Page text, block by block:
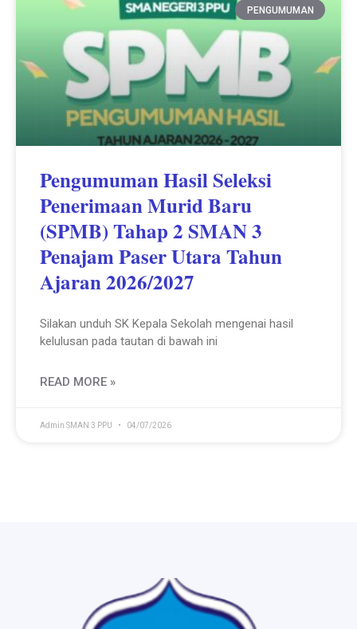
PENGUMUMAN
Pengumuman Hasil Seleksi
Penerimaan Murid Baru
(SPMB) Tahap 2 SMAN 3
Penajam Paser Utara Tahun
Ajaran 2026/2027
Silakan unduh SK Kepala Sekolah mengenai hasil
kelulusan pada tautan di bawah ini
READ MORE »
Admin SMAN 3 PPU 04/07/2026